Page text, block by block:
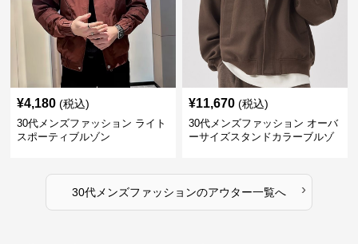
¥4,180 (税込)
30代メンズファッション ライト
スポーティブルゾン
¥11,670 (税込)
30代メンズファッション オーバ
ーサイズスタンドカラーブルゾ
30代メンズファッションのアウター一覧へ ›